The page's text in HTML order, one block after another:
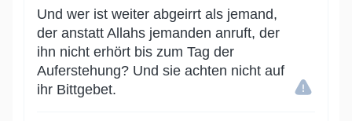
Und wer ist weiter abgeirrt als jemand,
der anstatt Allahs jemanden anruft, der
ihn nicht erhört bis zum Tag der
Auferstehung? Und sie achten nicht auf
ihr Bittgebet.